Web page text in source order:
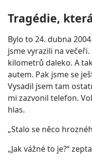
Tragédie,
Bylo to 24. dubna
jsme vyrazili na
kilometrů daleko. A
autem. Pak jsme se
Vysadil jsem tam
mi zazvonil telefon.
hlas.
„Stalo se něco
„Jak vážné to je?“